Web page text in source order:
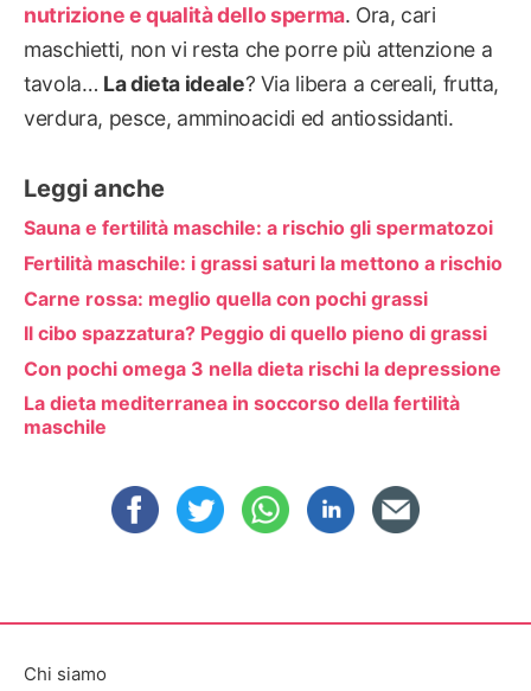
nutrizione e qualità dello sperma. Ora, cari
maschietti, non vi resta che porre più attenzione a
tavola… La dieta ideale? Via libera a cereali, frutta,
verdura, pesce, amminoacidi ed antiossidanti.
Leggi anche
Sauna e fertilità maschile: a rischio gli spermatozoi
Fertilità maschile: i grassi saturi la mettono a rischio
Carne rossa: meglio quella con pochi grassi
Il cibo spazzatura? Peggio di quello pieno di grassi
Con pochi omega 3 nella dieta rischi la depressione
La dieta mediterranea in soccorso della fertilità
maschile
Chi siamo